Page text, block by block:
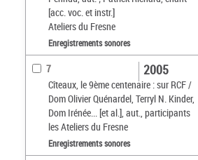
[acc. voc. et instr.]
Ateliers du Fresne
Enregistrements sonores
7
Cîteaux, le 9ème centenaire : sur RCF /
Dom Olivier Quénardel, Terryl N. Kinder,
Dom Irénée... [et al.], aut., participants
les Ateliers du Fresne
2005
Enregistrements sonores